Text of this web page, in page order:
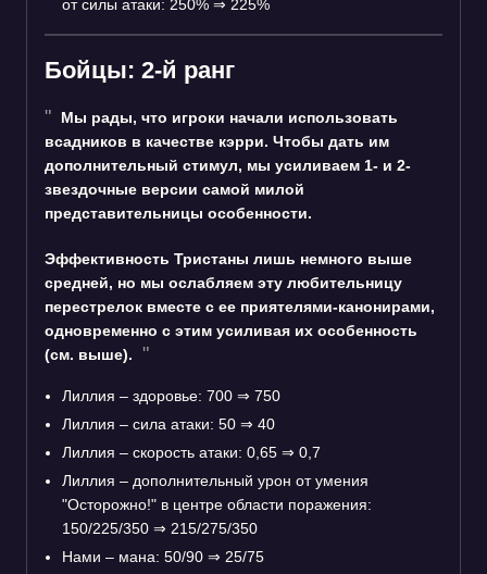
от силы атаки: 250% ⇒ 225%
Бойцы: 2-й ранг
Мы рады, что игроки начали использовать
всадников в качестве кэрри. Чтобы дать им
дополнительный стимул, мы усиливаем 1- и 2-
звездочные версии самой милой
представительницы особенности.
Эффективность Тристаны лишь немного выше
средней, но мы ослабляем эту любительницу
перестрелок вместе с ее приятелями-канонирами,
одновременно с этим усиливая их особенность
(см. выше).
Лиллия – здоровье: 700 ⇒ 750
Лиллия – сила атаки: 50 ⇒ 40
Лиллия – скорость атаки: 0,65 ⇒ 0,7
Лиллия – дополнительный урон от умения
"Осторожно!" в центре области поражения:
150/225/350 ⇒ 215/275/350
Нами – мана: 50/90 ⇒ 25/75